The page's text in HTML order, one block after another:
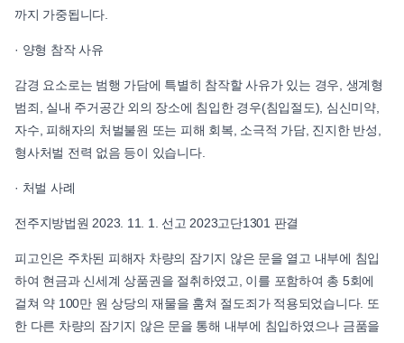
까지 가중됩니다.
· 양형 참작 사유
감경 요소로는 범행 가담에 특별히 참작할 사유가 있는 경우, 생계형
범죄, 실내 주거공간 외의 장소에 침입한 경우(침입절도), 심신미약,
자수, 피해자의 처벌불원 또는 피해 회복, 소극적 가담, 진지한 반성,
형사처벌 전력 없음 등이 있습니다.
· 처벌 사례
전주지방법원 2023. 11. 1. 선고 2023고단1301 판결
피고인은 주차된 피해자 차량의 잠기지 않은 문을 열고 내부에 침입
하여 현금과 신세계 상품권을 절취하였고, 이를 포함하여 총 5회에
걸쳐 약 100만 원 상당의 재물을 훔쳐 절도죄가 적용되었습니다. 또
한 다른 차량의 잠기지 않은 문을 통해 내부에 침입하였으나 금품을